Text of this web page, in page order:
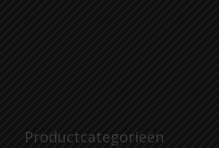
Productcategorieën